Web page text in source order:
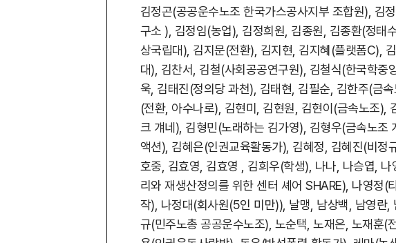
김정곤(공공운수노조 한국가스공사지부 조합원), 김
구소 ), 김정임(농업), 김정희원, 김종원, 김종환(정태
상국립대), 김지문(전환), 김지현, 김지혜(플랫폼C),
대), 김찬서, 김철(사회공공연구원), 김철식(한국학중
욱, 김태진(정의당 과천), 김태현, 김필순, 김한주(금
(전환, 아수나로), 김현미, 김현원, 김현이(금속노조),
크 걔네), 김형민(노래하는 김가영), 김형우(금속노조
액션), 김혜은(인권교육활동가), 김혜정, 김혜진(비정
호중, 김효영, 김효영 , 김희우(학생), 나나, 나승엽,
리와 재생산정의를 위한 센터 셰어 SHARE), 나영정(
작), 나정대(회사원(5인 미만)), 날맹, 남상백, 남영란,
규(민주노총 공공운수노조), 노순택, 노재은, 노재훈(